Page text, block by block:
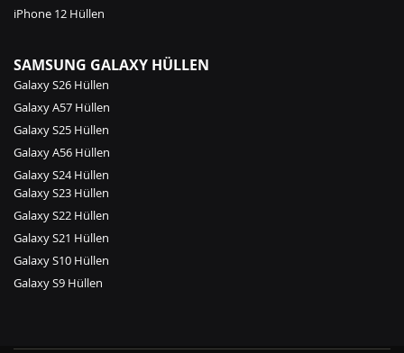
iPhone 12 Hüllen
SAMSUNG GALAXY HÜLLEN
Galaxy S26 Hüllen
Galaxy A57 Hüllen
Galaxy S25 Hüllen
Galaxy A56 Hüllen
Galaxy S24 Hüllen
Galaxy S23 Hüllen
Galaxy S22 Hüllen
Galaxy S21 Hüllen
Galaxy S10 Hüllen
Galaxy S9 Hüllen